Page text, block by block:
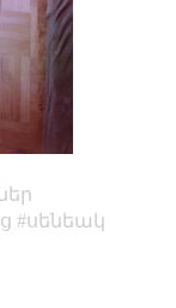
սենեակ